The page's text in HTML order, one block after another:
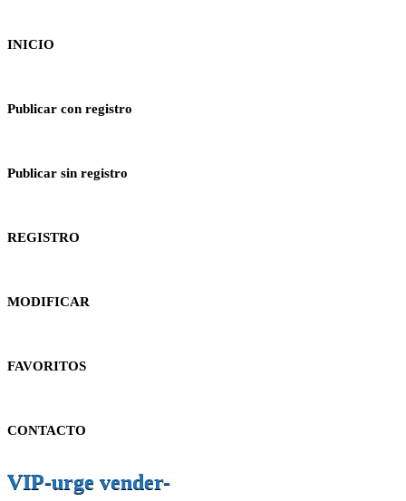
INICIO
Publicar con registro
Publicar sin registro
REGISTRO
MODIFICAR
FAVORITOS
CONTACTO
VIP-urge vender-